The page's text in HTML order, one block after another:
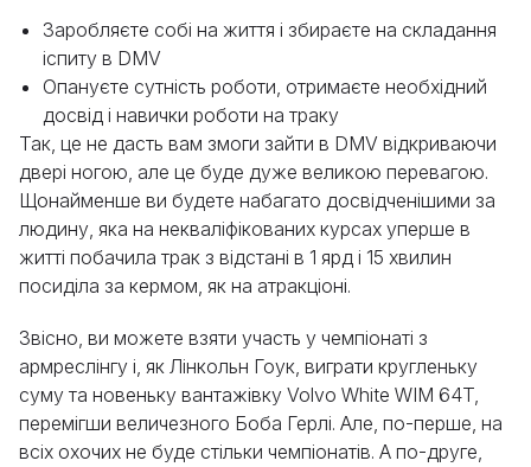
Заробляєте собі на життя і збираєте на складання
іспиту в DMV
Опануєте сутність роботи, отримаєте необхідний
досвід і навички роботи на траку
Так, це не дасть вам змоги зайти в DMV відкриваючи
двері ногою, але це буде дуже великою перевагою.
Щонайменше ви будете набагато досвідченішими за
людину, яка на некваліфікованих курсах уперше в
житті побачила трак з відстані в 1 ярд і 15 хвилин
посиділа за кермом, як на атракціоні.
Звісно, ви можете взяти участь у чемпіонаті з
армреслінгу і, як Лінкольн Гоук, виграти кругленьку
суму та новеньку вантажівку Volvo White WIM 64T,
перемігши величезного Боба Герлі. Але, по-перше, на
всіх охочих не буде стільки чемпіонатів. А по-друге,